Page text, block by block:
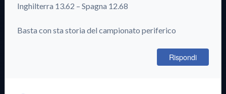
Inghilterra 13.62 – Spagna 12.68
Basta con sta storia del campionato periferico
Rispondi